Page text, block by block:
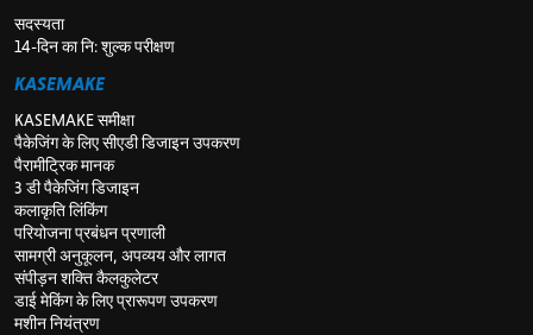
सदस्यता
14-दिन का नि: शुल्क परीक्षण
KASEMAKE
KASEMAKE समीक्षा
पैकेजिंग के लिए सीएडी डिजाइन उपकरण
पैरामीट्रिक मानक
3 डी पैकेजिंग डिजाइन
कलाकृति लिंकिंग
परियोजना प्रबंधन प्रणाली
सामग्री अनुकूलन, अपव्यय और लागत
संपीड़न शक्ति कैलकुलेटर
डाई मेकिंग के लिए प्रारूपण उपकरण
मशीन नियंत्रण